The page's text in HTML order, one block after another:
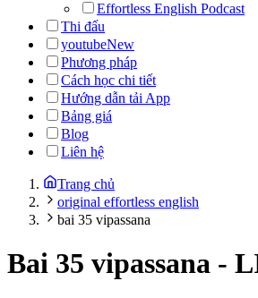
Effortless English Podcast
Thi đấu
youtubeNew
Phương pháp
Cách học chi tiết
Hướng dẫn tải App
Bảng giá
Blog
Liên hệ
Trang chủ
original effortless english
bai 35 vipassana
Bai 35 vipassana -